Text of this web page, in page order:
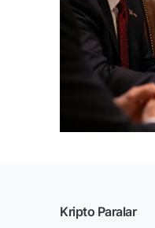
Kripto Paralar